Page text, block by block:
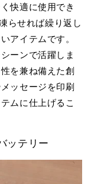
快適に使用でき
らせれば繰り返し
アイテムです。
ーンで活躍しま
を兼ね備えた創
ッセージを印刷
ムに仕上げるこ
ッテリー